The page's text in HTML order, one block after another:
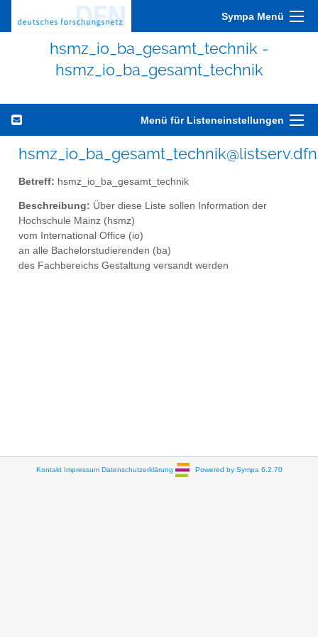
Sympa Menü
hsmz_io_ba_gesamt_technik -
hsmz_io_ba_gesamt_technik
Menü für Listeneinstellungen
Betreff: hsmz_io_ba_gesamt_technik
Beschreibung: Über diese Liste sollen Information der
Hochschule Mainz (hsmz)
vom International Office (io)
an alle Bachelorstudierenden (ba)
des Fachbereichs Gestaltung versandt werden
Kontakt Impressum Datenschutzerklärung Powered by Sympa 6.2.70